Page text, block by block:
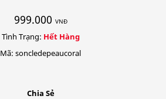
999.000 VNĐ
Tình Trạng: Hết Hàng
Mã: soncledepeaucoral
Chia Sẻ